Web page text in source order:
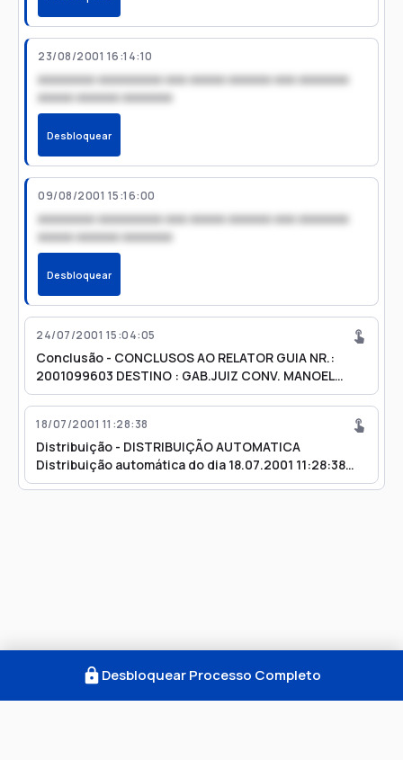
23/08/2001 16:14:10
xxxxxxxx xxxxxxxxx xxx xxxxx xxxxxx xxx xxxxxxx
xxxxx xxxxxx xxxxxxx
Desbloquear
09/08/2001 15:16:00
xxxxxxxx xxxxxxxxx xxx xxxxx xxxxxx xxx xxxxxxx
xxxxx xxxxxx xxxxxxx
Desbloquear
24/07/2001 15:04:05
Conclusão - CONCLUSOS AO RELATOR GUIA NR.:
2001099603 DESTINO : GAB.JUIZ CONV. MANOEL
ALVARES
18/07/2001 11:28:38
Distribuição - DISTRIBUIÇÃO AUTOMATICA
Distribuição automática do dia 18.07.2001 11:28:38
PARA MANOEL ALVARES / SEGUNDA TURMA
Desbloquear Processo Completo